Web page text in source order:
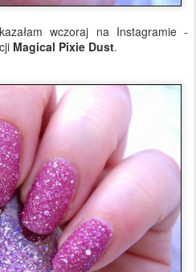
wczoraj na Instagramie -
Magical Pixie Dust.